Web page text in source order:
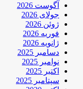
آگوست 2026
جولای 2026
ژوئن 2026
فوریه 2026
ژانویه 2026
دسامبر 2025
نوامبر 2025
اکتبر 2025
سپتامبر 2025